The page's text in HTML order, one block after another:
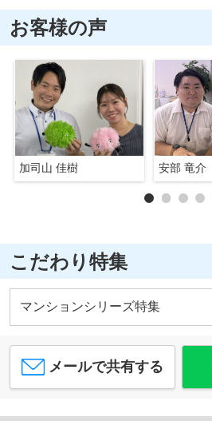
お客様の声
加司山 佳樹 安部 竜介
こだわり特集
マンションシリーズ特集
メールで共有する